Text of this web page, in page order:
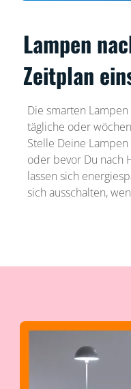
Lampen
Zeitplan
Die smarten
tägliche oder
Stelle Deine
oder bevor Du nach
lassen sich
sich ausschalten,